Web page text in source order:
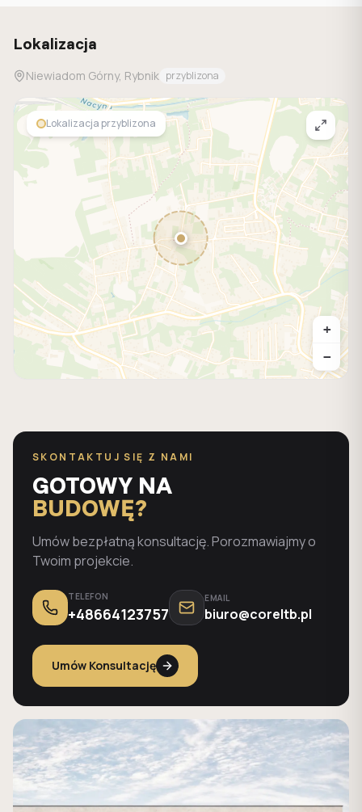
Lokalizacja
Niewiadom Górny, Rybnik przyblizona
+
−
Lokalizacja przyblizona
SKONTAKTUJ SIĘ Z NAMI
GOTOWY NA
BUDOWĘ?
Umów bezpłatną konsultację. Porozmawiajmy o
Twoim projekcie.
TELEFON
+48664123757
EMAIL
biuro@coreltb.pl
Umów Konsultację